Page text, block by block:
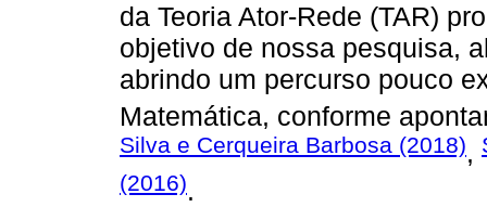
da Teoria Ator-Rede (TAR)
objetivo de nossa pesquisa,
abrindo um percurso pouco
Matemática, conforme
Silva e Cerqueira Barbosa (2018),
(2016).